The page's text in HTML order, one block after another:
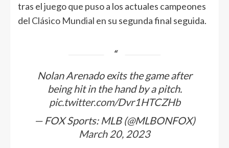
tras el juego que puso a los actuales campeones
del Clásico Mundial en su segunda final seguida.
Nolan Arenado exits the game after
being hit in the hand by a pitch.
pic.twitter.com/Dvr1HTCZHb
— FOX Sports: MLB (@MLBONFOX)
March 20, 2023